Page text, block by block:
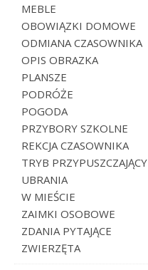
MEBLE
OBOWIĄZKI DOMOWE
ODMIANA CZASOWNIKA
OPIS OBRAZKA
PLANSZE
PODRÓŻE
POGODA
PRZYBORY SZKOLNE
REKCJA CZASOWNIKA
TRYB PRZYPUSZCZAJĄCY
UBRANIA
W MIEŚCIE
ZAIMKI OSOBOWE
ZDANIA PYTAJĄCE
ZWIERZĘTA